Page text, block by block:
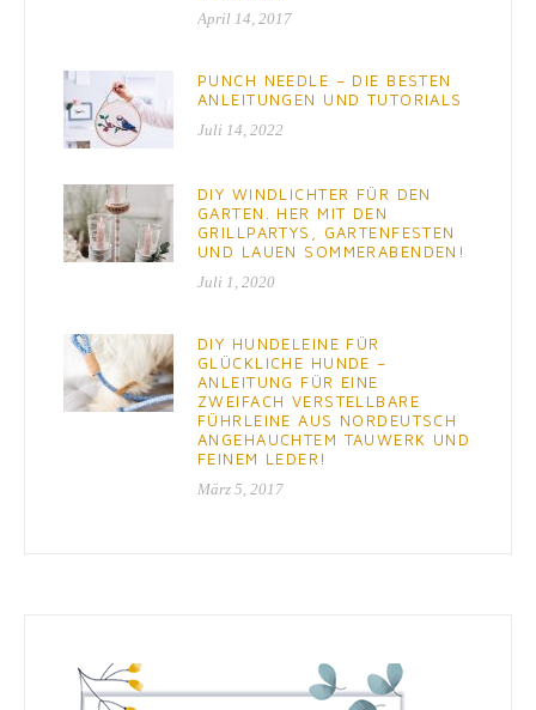
April 14, 2017
PUNCH NEEDLE – DIE BESTEN
ANLEITUNGEN UND TUTORIALS
Juli 14, 2022
DIY WINDLICHTER FÜR DEN
GARTEN. HER MIT DEN
GRILLPARTYS, GARTENFESTEN
UND LAUEN SOMMERABENDEN!
Juli 1, 2020
DIY HUNDELEINE FÜR
GLÜCKLICHE HUNDE –
ANLEITUNG FÜR EINE
ZWEIFACH VERSTELLBARE
FÜHRLEINE AUS NORDEUTSCH
ANGEHAUCHTEM TAUWERK UND
FEINEM LEDER!
März 5, 2017